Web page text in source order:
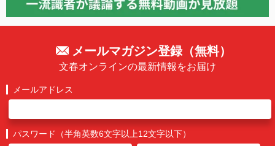
メールマガジン登録（無料）
文春オンラインの最新情報をお届け
メールアドレス
パスワード（半角英数6文字以上12文字以下）